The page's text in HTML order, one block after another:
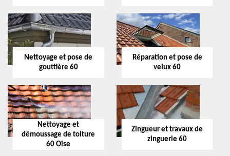
Nettoyage et pose de
gouttière 60
Réparation et pose de
velux 60
Nettoyage et
démoussage de toiture
60 Oise
Zingueur et travaux de
zinguerie 60